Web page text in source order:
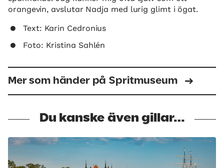
orangevin, avslutar Nadja med lurig glimt i ögat.
Text: Karin Cedronius
Foto: Kristina Sahlén
Mer som händer på Spritmuseum
Du kanske även gillar…